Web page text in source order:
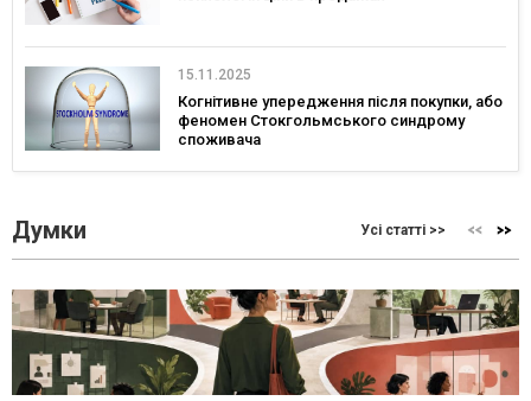
15.11.2025
Когнітивне упередження після покупки, або
феномен Стокгольмського синдрому
споживача
Думки Усі статті >>